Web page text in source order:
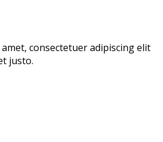
consectetuer adipiscing elit
justo.